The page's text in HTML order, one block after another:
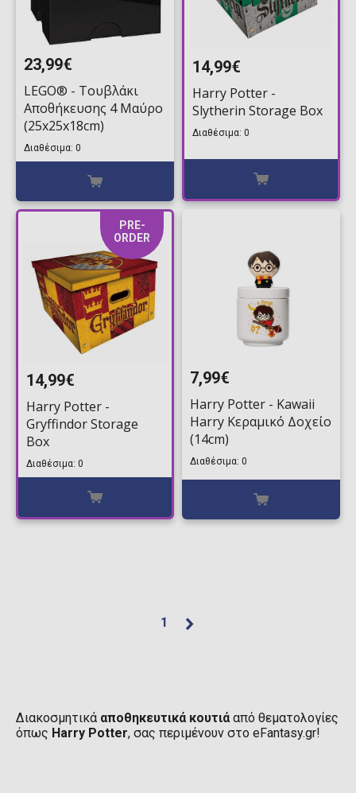
23,99€
LEGO® - Τουβλάκι
Αποθήκευσης 4 Μαύρο
(25x25x18cm)
Διαθέσιμα: 0
14,99€
Harry Potter -
Slytherin Storage Box
Διαθέσιμα: 0
PRE-
ORDER
14,99€
Harry Potter -
Gryffindor Storage
Box
Διαθέσιμα: 0
7,99€
Harry Potter - Kawaii
Harry Κεραμικό Δοχείο
(14cm)
Διαθέσιμα: 0
1
Διακοσμητικά αποθηκευτικά κουτιάαπό θεματολογίες
όπως Harry Potter, σας περιμένουν στο eFantasy.gr!